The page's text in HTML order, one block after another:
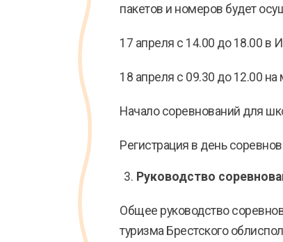
пакетов и номеров будет
17 апреля с 14.00 до 18.00 в
18 апреля с 09.30 до 12.00 на
Начало соревнований для
Регистрация в день
Руководство
Общее руководство
туризма Брестского